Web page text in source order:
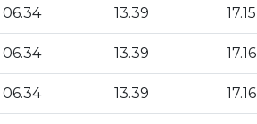
06.34 13.39 17.15
06.34 13.39 17.16
06.34 13.39 17.16